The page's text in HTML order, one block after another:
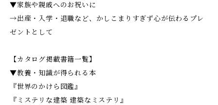
▼家族や親戚へのお祝いに
→出産・入学・退職など、かしこまりすぎず心が伝わるプレ
ゼントとして
【カタログ掲載書籍一覧】
▼教養・知識が得られる本
『世界のかけら図鑑』
『ミステリな建築 建築なミステリ』